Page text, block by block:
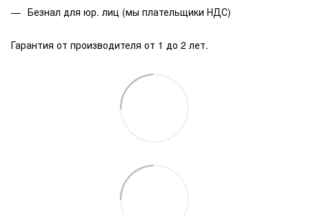
Безнал для юр. лиц (мы плательщики НДС)
Гарантия от производителя от 1 до 2 лет.